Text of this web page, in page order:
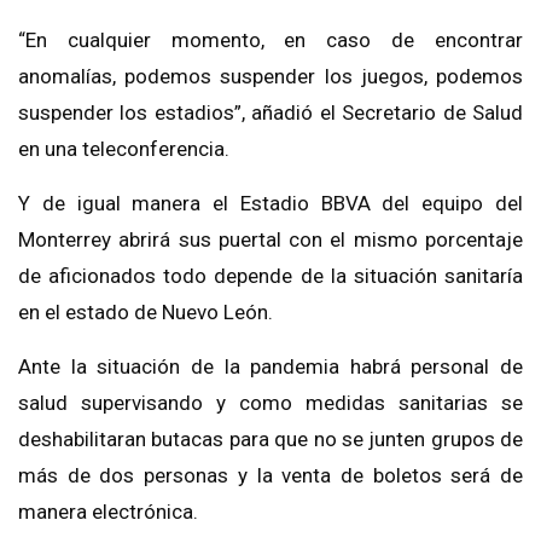
“En cualquier momento, en caso de encontrar
anomalías, podemos suspender los juegos, podemos
suspender los estadios”, añadió el Secretario de Salud
en una teleconferencia.
Y de igual manera el Estadio BBVAdel equipo del
Monterrey abrirá sus puertal con el mismo porcentaje
de aficionados todo depende de la situación sanitaría
en el estado de Nuevo León.
Ante la situación de la pandemia habrá personal de
salud supervisando y como medidas sanitarias se
deshabilitaran butacas paraque no se junten grupos de
más de dos personas y la venta de boletos será de
manera electrónica.